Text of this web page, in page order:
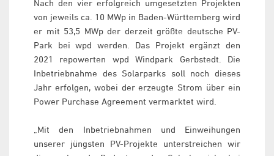
Nach den vier erfolgreich umgesetzten Projekten
von jeweils ca. 10 MWp in Baden-Württemberg wird
er mit 53,5 MWp der derzeit größte deutsche PV-
Park bei wpd werden. Das Projekt ergänzt den
2021 repowerten wpd Windpark Gerbstedt. Die
Inbetriebnahme des Solarparks soll noch dieses
Jahr erfolgen, wobei der erzeugte Strom über ein
Power Purchase Agreement vermarktet wird.
„Mit den Inbetriebnahmen und Einweihungen
unserer jüngsten PV-Projekte unterstreichen wir